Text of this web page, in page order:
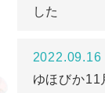
した
2022.09.16
ゆほびか11